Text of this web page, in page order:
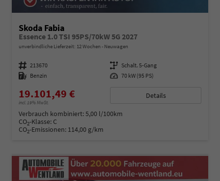
Skoda Fabia
Essence 1.0 TSI 95PS/70kW 5G 2027
unverbindliche Lieferzeit: 12 Wochen Neuwagen
Fahrzeugnummer 213670 Getriebe Schalt. 5-Gang
Kraftstoff Benzin Leistung 70 kW (95 PS)
19.101,49 €
incl. 19% MwSt.
Details
Verbrauch kombiniert:5,00 l/100km
CO2-Klasse: C
CO2-Emissionen: 114,00 g/km